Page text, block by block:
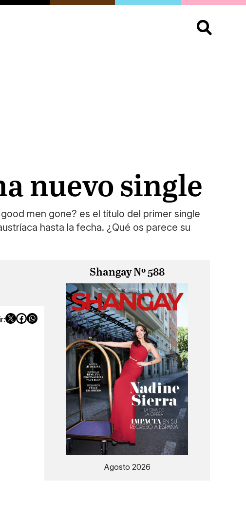
Buscar:
nuevo single
men gone? es el título del primer single
hasta la fecha. ¿Qué os parece su
Shangay Nº 588
Agosto 2026